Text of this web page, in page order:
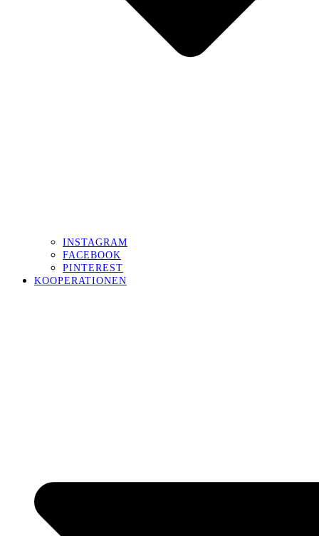
INSTAGRAM
FACEBOOK
PINTEREST
KOOPERATIONEN